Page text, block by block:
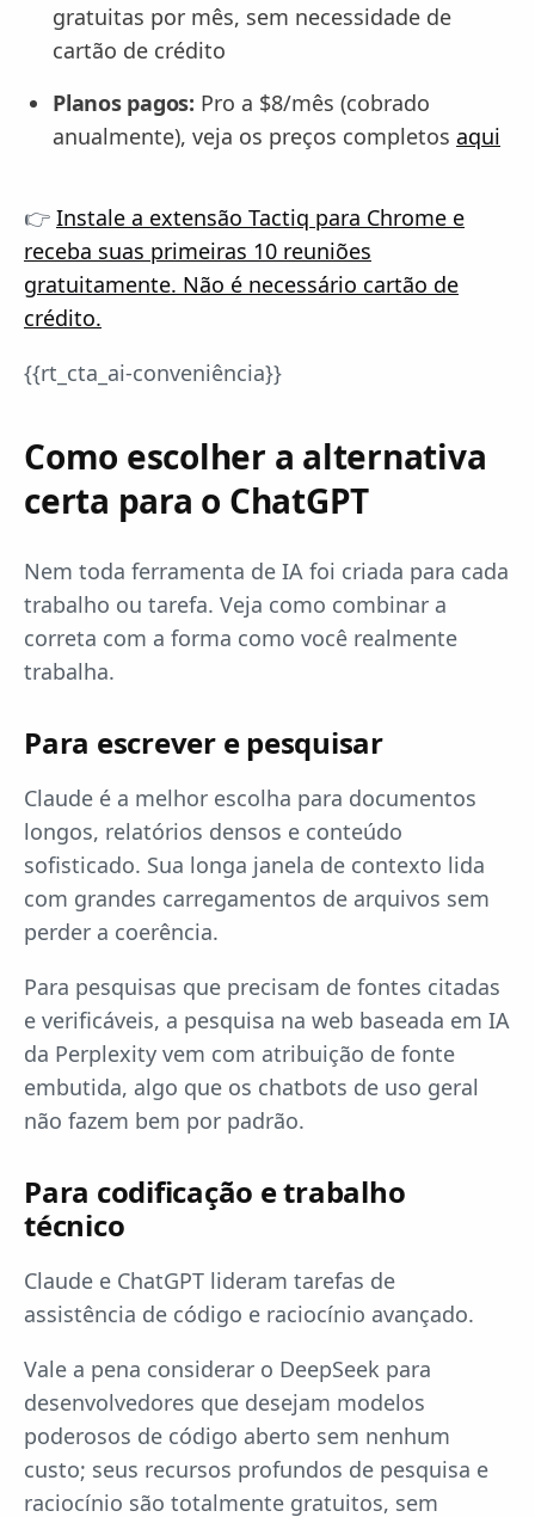
gratuitas por mês, sem necessidade de
cartão de crédito
Planos pagos: Pro a $8/mês (cobrado
anualmente), veja os preços completos aqui
👉 Instale a extensão Tactiq para Chrome e
receba suas primeiras 10 reuniões
gratuitamente. Não é necessário cartão de
crédito.
{{rt_cta_ai-conveniência}}
Como escolher a alternativa
certa para o ChatGPT
Nem toda ferramenta de IA foi criada para cada
trabalho ou tarefa. Veja como combinar a
correta com a forma como você realmente
trabalha.
Para escrever e pesquisar
Claude é a melhor escolha para documentos
longos, relatórios densos e conteúdo
sofisticado. Sua longa janela de contexto lida
com grandes carregamentos de arquivos sem
perder a coerência.
Para pesquisas que precisam de fontes citadas
e verificáveis, a pesquisa na web baseada em IA
da Perplexity vem com atribuição de fonte
embutida, algo que os chatbots de uso geral
não fazem bem por padrão.
Para codificação e trabalho
técnico
Claude e ChatGPT lideram tarefas de
assistência de código e raciocínio avançado.
Vale a pena considerar o DeepSeek para
desenvolvedores que desejam modelos
poderosos de código aberto sem nenhum
custo; seus recursos profundos de pesquisa e
raciocínio são totalmente gratuitos, sem